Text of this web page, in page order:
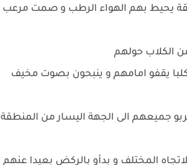
يحيط بهم الهواء الرطب و صمت مرعب
الكلاب حولهم
يقفو امامهم و ينبحون بصوت مخيف
جميعهم الى الجهة اليسار من المنطقة
المختلف و بدأو بالركض بعيدا عنهم